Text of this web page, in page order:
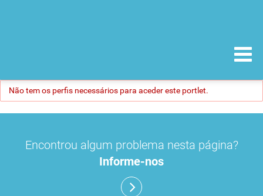
Não tem os perfis necessários para aceder este portlet.
Encontrou algum problema nesta página?
Informe-nos